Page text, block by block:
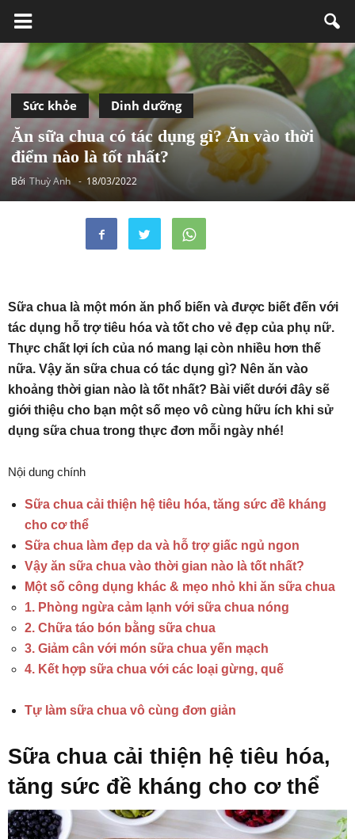
Sức khỏe Dinh dưỡng
Ăn sữa chua có tác dụng gì? Ăn vào thời
điểm nào là tốt nhất?
Bởi Thuỳ Anh - 18/03/2022
Sữa chua là một món ăn phổ biến và được biết đến với
tác dụng hỗ trợ tiêu hóa và tốt cho vẻ đẹp của phụ nữ.
Thực chất lợi ích của nó mang lại còn nhiều hơn thế
nữa. Vậy ăn sữa chua có tác dụng gì? Nên ăn vào
khoảng thời gian nào là tốt nhất? Bài viết dưới đây sẽ
giới thiệu cho bạn một số mẹo vô cùng hữu ích khi sử
dụng sữa chua trong thực đơn mỗi ngày nhé!
Nội dung chính
Sữa chua cải thiện hệ tiêu hóa, tăng sức đề kháng
cho cơ thể
Sữa chua làm đẹp da và hỗ trợ giấc ngủ ngon
Vậy ăn sữa chua vào thời gian nào là tốt nhất?
Một số công dụng khác & mẹo nhỏ khi ăn sữa chua
1. Phòng ngừa cảm lạnh với sữa chua nóng
2. Chữa táo bón bằng sữa chua
3. Giảm cân với món sữa chua yến mạch
4. Kết hợp sữa chua với các loại gừng, quế
Tự làm sữa chua vô cùng đơn giản
Sữa chua cải thiện hệ tiêu hóa,
tăng sức đề kháng cho cơ thể